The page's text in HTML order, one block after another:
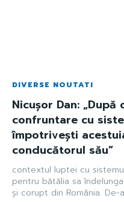
DIVERSE NOUTATI
Nicușor Dan:
confruntare cu
împotrivești
conducătorul său”
contextul luptei cu
pentru bătălia sa
și corupt din România.